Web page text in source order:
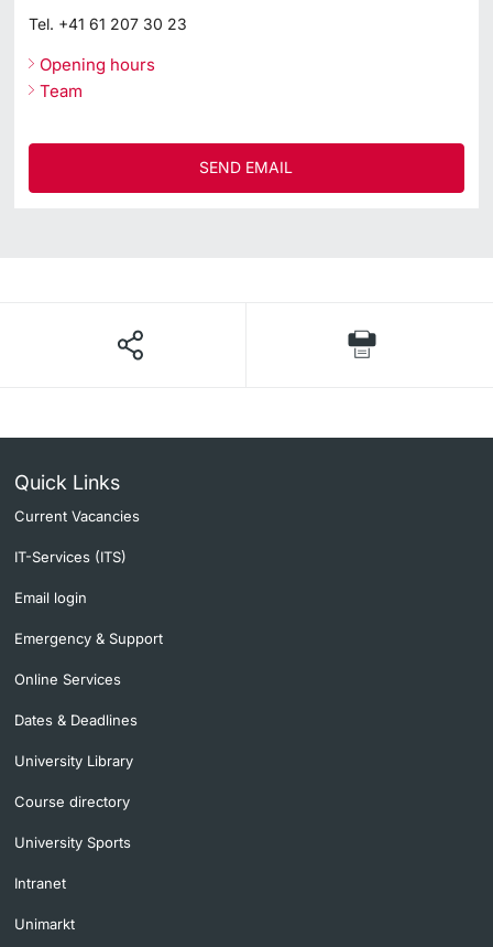
Tel. +41 61 207 30 23
Opening hours
Team
SEND EMAIL
Quick Links
Current Vacancies
IT-Services (ITS)
Email login
Emergency & Support
Online Services
Dates & Deadlines
University Library
Course directory
University Sports
Intranet
Unimarkt